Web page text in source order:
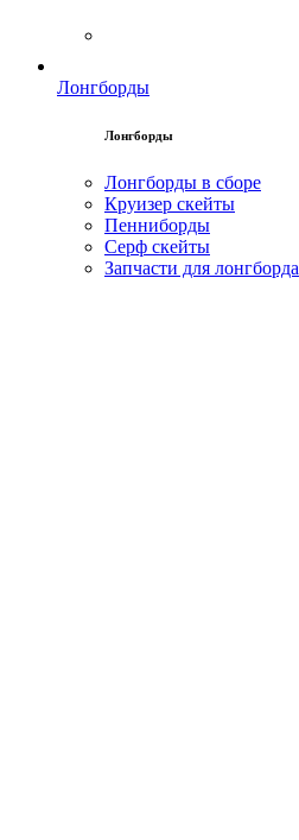
Лонгборды
Лонгборды
Лонгборды в сборе
Круизер скейты
Пенниборды
Серф скейты
Запчасти для лонгборда